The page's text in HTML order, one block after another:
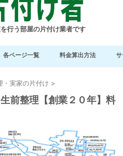
行う部屋の片付け業者です
各ページ一覧 料金算出方法
・実家の片付け >
前整理【創業２０年】料